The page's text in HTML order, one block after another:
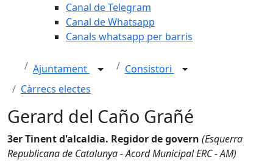
Canal de Telegram
Canal de Whatsapp
Canals whatsapp per barris
Ajuntament
Consistori
Càrrecs electes
Gerard del Caño Grañé
3er Tinent d'alcaldia. Regidor de govern (Esquerra
Republicana de Catalunya - Acord Municipal ERC - AM)